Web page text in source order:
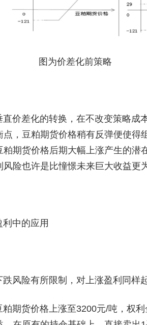
图为价差化前策略
价差化的转换，在不改变策略成
点，豆粕期货价格稍有反弹便使得
期货价格后期大幅上涨产生的潜
险也许是比憧憬未来巨大收益更
中的应用
风险有所限制，对上涨盈利同样
期货价格上涨至3200元/吨，权